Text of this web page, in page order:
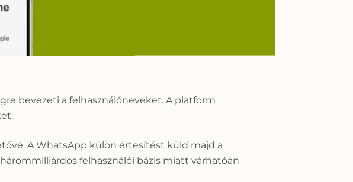
bevezeti a felhasználóneveket. A platform
A WhatsApp külön értesítést küld majd a
felhasználói bázis miatt várhatóan